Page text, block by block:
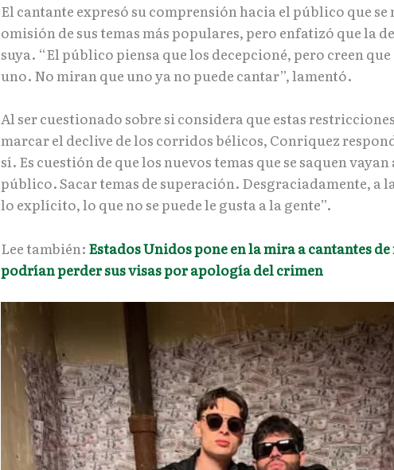
El cantante expresó su comprensión hacia el público que
omisión de sus temas más populares, pero enfatizó que la
suya. “El público piensa que los decepcioné, pero creen
uno. No miran que uno ya no puede cantar”, lamentó.​
Al ser cuestionado sobre si considera que estas
marcar el declive de los corridos bélicos, Conriquez
sí. Es cuestión de que los nuevos temas que se saquen
público. Sacar temas de superación. Desgraciadamente, a
lo explícito, lo que no se puede le gusta a la gente”.​
Lee también: Estados Unidos pone en la mira a cantantes
podrían perder sus visas por apología del crimen